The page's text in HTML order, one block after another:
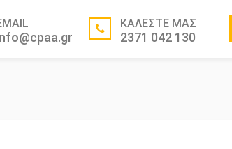
ΚΑΛΕΣΤΕ ΜΑΣ
2371 042 130